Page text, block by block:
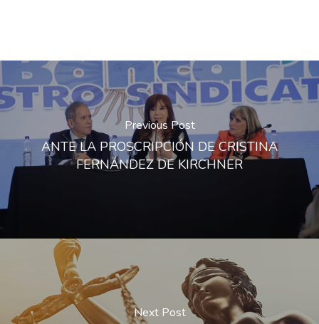
Previous Post
ANTE LA PROSCRIPCIÓN DE CRISTINA
FERNÁNDEZ DE KIRCHNER
Next Post